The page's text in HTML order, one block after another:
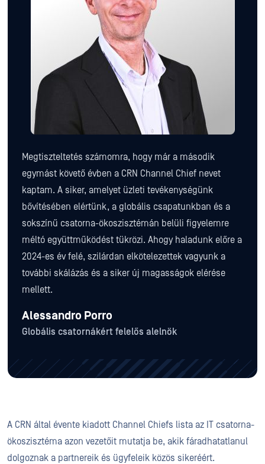
Megtiszteltetés számomra, hogy már a második
egymást követő évben a CRN Channel Chief nevet
kaptam. A siker, amelyet üzleti tevékenységünk
bővítésében elértünk, a globális csapatunkban és a
sokszínű csatorna-ökoszisztémán belüli figyelemre
méltó együttműködést tükrözi. Ahogy haladunk előre a
2024-es év felé, szilárdan elkötelezettek vagyunk a
további skálázás és a siker új magasságok elérése
mellett.
Alessandro Porro
Globális csatornákért felelős alelnök
A CRN által évente kiadott Channel Chiefs lista az IT csatorna-
ökoszisztéma azon vezetőit mutatja be, akik fáradhatatlanul
dolgoznak a partnereik és ügyfeleik közös sikeréért.